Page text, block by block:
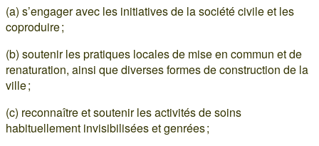
(a) s’engager avec les initiatives de la société civile et les
coproduire ;
(b) soutenir les pratiques locales de mise en commun et de
renaturation, ainsi que diverses formes de construction de la
ville ;
(c) reconnaître et soutenir les activités de soins
habituellement invisibilisées et genrées ;